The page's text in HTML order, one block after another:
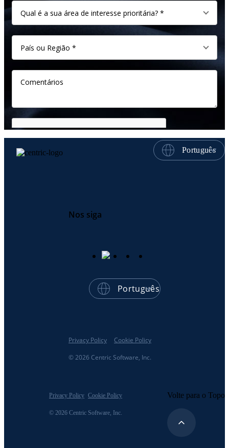
Português
Nos siga
Português
© 2026 Centric Software, Inc.
Privacy Policy Cookie Policy
© 2026 Centric Software, Inc.
Privacy Policy Cookie Policy Volte para o Topo